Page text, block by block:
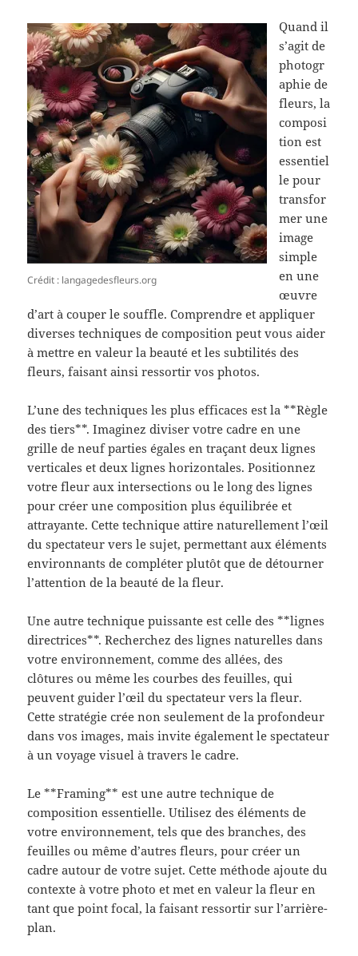
Crédit : langagedesfleurs.org
Quand il
s’agit de
photogr
aphie de
fleurs, la
composi
tion est
essentiel
le pour
transfor
mer une
image
simple
en une
œuvre
d’art à couper le souffle. Comprendre et appliquer
diverses techniques de composition peut vous aider
à mettre en valeur la beauté et les subtilités des
fleurs, faisant ainsi ressortir vos photos.
L’une des techniques les plus efficaces est la **Règle
des tiers**. Imaginez diviser votre cadre en une
grille de neuf parties égales en traçant deux lignes
verticales et deux lignes horizontales. Positionnez
votre fleur aux intersections ou le long des lignes
pour créer une composition plus équilibrée et
attrayante. Cette technique attire naturellement l’œil
du spectateur vers le sujet, permettant aux éléments
environnants de compléter plutôt que de détourner
l’attention de la beauté de la fleur.
Une autre technique puissante est celle des **lignes
directrices**. Recherchez des lignes naturelles dans
votre environnement, comme des allées, des
clôtures ou même les courbes des feuilles, qui
peuvent guider l’œil du spectateur vers la fleur.
Cette stratégie crée non seulement de la profondeur
dans vos images, mais invite également le spectateur
à un voyage visuel à travers le cadre.
Le **Framing** est une autre technique de
composition essentielle. Utilisez des éléments de
votre environnement, tels que des branches, des
feuilles ou même d’autres fleurs, pour créer un
cadre autour de votre sujet. Cette méthode ajoute du
contexte à votre photo et met en valeur la fleur en
tant que point focal, la faisant ressortir sur l’arrière-
plan.